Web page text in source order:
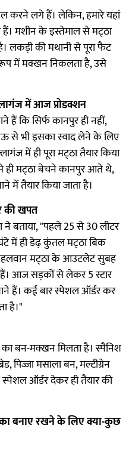
करने लगे हैं। लेकिन, हमारे यहां
मशीन के इस्तेमाल से मट्‌ठा
लकड़ी की मथानी से पूरा फैट
में मक्खन निकलता है, उसे
में आज प्रोडक्शन
कि सिर्फ कानपुर ही नहीं,
से भी इसका स्वाद लेने के लिए
में ही पूरा मट्‌ठा तैयार किया
ही मट्‌ठा बेचने कानपुर आते थे,
तैयार किया जाता है।
की खपत
बताया, "पहले 25 से 30 लीटर
में ही डेढ़ कुंतल मट्‌ठा बिक
मट्‌ठा के आउटलेट सुबह
आज सड़कों से लेकर 5 स्टार
हैं। कई बार स्पेशल ऑर्डर कर
है।"
का बन-मक्खन मिलता है। स्पैनिश
पिज्जा मसाला बन, मल्टीग्रेन
ऑर्डर देकर ही तैयार की
बनाए रखने के लिए क्या-कुछ